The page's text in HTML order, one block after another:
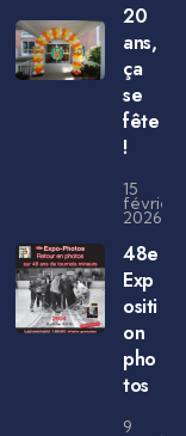
20
ans,
ça
se
fête
!
15
février
2026
48e
Exp
ositi
on
pho
tos
9